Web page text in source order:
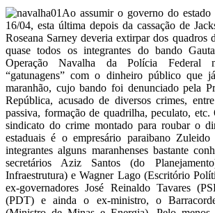
Telegram
Ao assumir o governo do estado
16/04, esta última depois da cassação de
Roseana Sarney deveria extirpar dos quadros
quase todos os integrantes do bando
Operação Navalha da Polícia Federal
“gatunagens” com o dinheiro público que
maranhão, cujo bando foi denunciado pela
República, acusado de diversos crimes,
passiva, formação de quadrilha, peculato, etc.
sindicato do crime montado para roubar o
estaduais é o empresário paraibano
integrantes alguns maranhenses bastante
secretários Aziz Santos (do
Infraestrutura) e Wagner Lago (Escritório
ex-governadores José Reinaldo Tavares
(PDT) e ainda o ex-ministro, o